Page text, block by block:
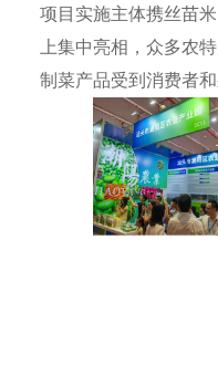
项目实施主体携丝苗
上集中亮相，众多农
制菜产品受到消费者和